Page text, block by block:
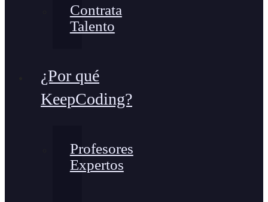
Contrata
Talento
¿Por qué
KeepCoding?
Profesores
Expertos